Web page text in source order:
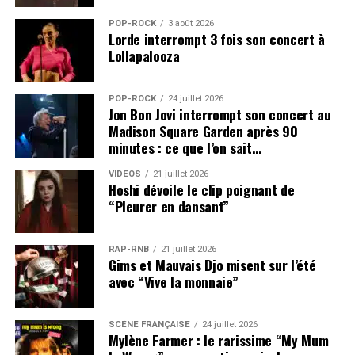
POP-ROCK 3 août 2026
Lorde interrompt 3 fois son concert à
Lollapalooza
POP-ROCK 24 juillet 2026
Jon Bon Jovi interrompt son concert au
Madison Square Garden après 90
minutes : ce que l’on sait…
VIDEOS 21 juillet 2026
Hoshi dévoile le clip poignant de
“Pleurer en dansant”
RAP-RNB 21 juillet 2026
Gims et Mauvais Djo misent sur l’été
avec “Vive la monnaie”
SCÈNE FRANÇAISE 24 juillet 2026
Mylène Farmer : le rarissime “My Mum